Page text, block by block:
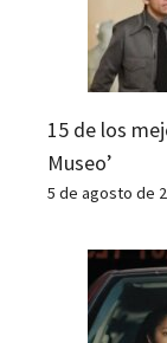
15 de los
Museo’
5 de agosto de